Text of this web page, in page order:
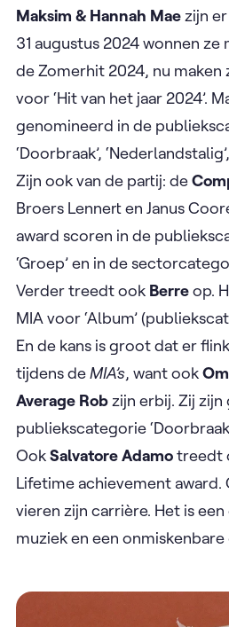
Maksim & Hannah Maezijn
31 augustus 2024 wonnen ze
de Zomerhit 2024, nu maken
voor ‘Hit van het jaar 2024’.
genomineerd in de
‘Doorbraak’,
Zijn ook van de partij: de
Broers Lennert en Janus
award scoren in de
‘Groep’ en in de
Verder treedt ook Berreop.
MIA voor ‘Album’
En de kans is groot dat er flink
tijdens deMIA’s, want ook
Average Robzijn erbij. Zij
publiekscategorie
OokSalvatore Adamotreedt
Lifetime achievement award.
vieren zijn carrière. Het is
muziek en een